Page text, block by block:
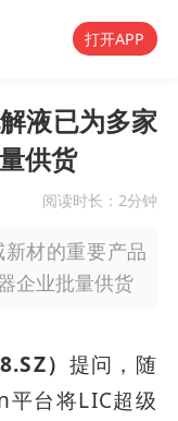
打开APP
液已为多家
供货
阅读时长： 2分钟
材的重要产品
企业批量供货
） 提问，随
平台将LIC超级